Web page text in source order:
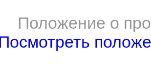
Положение о